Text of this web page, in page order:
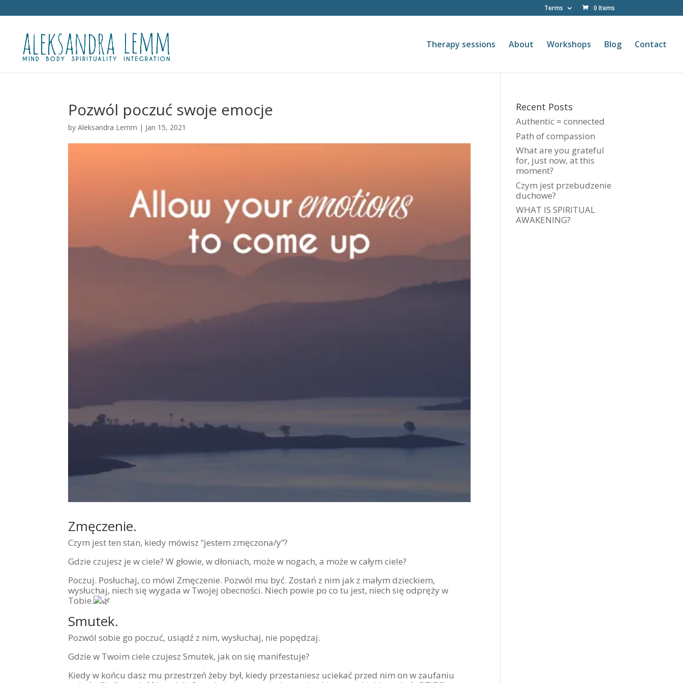
Terms 0 Items
Therapy sessions About Workshops Blog Contact
Pozwól poczuć swoje emocje
byAleksandra Lemm | Jan 15, 2021
Zmęczenie.
Czym jest ten stan, kiedy mówisz “jestem zmęczona/y”?
Gdzie czujesz je w ciele? W głowie, w dłoniach, może w nogach, a może w całym ciele?
Poczuj. Posłuchaj, co mówi Zmęczenie. Pozwól mu być. Zostań z nim jak z małym dzieckiem,
wysłuchaj, niech się wygada w Twojej obecności. Niech powie po co tu jest, niech się odpręży w
Tobie.
Smutek.
Pozwól sobie go poczuć, usiądź z nim, wysłuchaj, nie popędzaj.
Gdzie w Twoim ciele czujesz Smutek, jak on się manifestuje?
Kiedy w końcu dasz mu przestrzeń żeby był, kiedy przestaniesz uciekać przed nim on w zaufaniu
Recent Posts
Authentic = connected
Path of compassion
What are you grateful
for, just now, at this
moment?
Czym jest przebudzenie
duchowe?
WHAT IS SPIRITUAL
AWAKENING?